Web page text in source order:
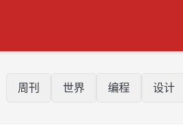
周刊 世界 编程 设计